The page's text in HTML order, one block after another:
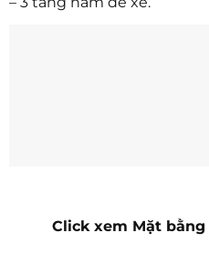
Click xem Mặt bằng